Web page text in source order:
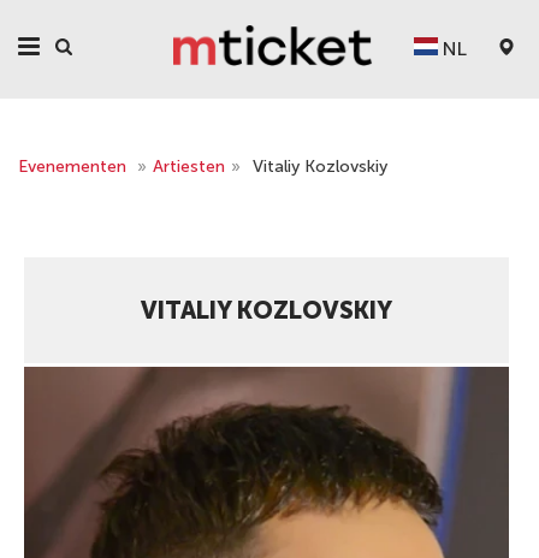
NL
Evenementen » Artiesten » Vitaliy Kozlovskiy
VITALIY KOZLOVSKIY